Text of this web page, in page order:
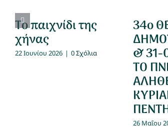
Το παιχνίδι της
χήνας
22 Ιουνίου 2026 | 0 Σχόλια
34ο
&
ΤΟ
26 Μαΐου